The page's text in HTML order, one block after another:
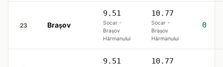
23 Brașov
9.51
Socar -
Brașov
Hărmanului
10.77
Socar -
Brașov
Hărmanului
0
9.51 10.77